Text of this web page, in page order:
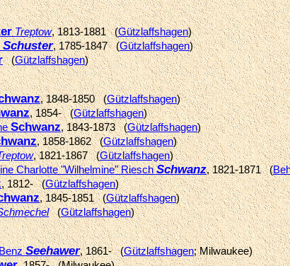
Treptow, 1813-1881 (Gützlaffshagen)
Schuster, 1785-1847 (Gützlaffshagen)
(Gützlaffshagen)
, 1848-1850 (Gützlaffshagen)
, 1854- (Gützlaffshagen)
Schwanz, 1843-1873 (Gützlaffshagen)
, 1858-1862 (Gützlaffshagen)
, 1821-1867 (Gützlaffshagen)
Charlotte "Wilhelmine" RieschSchwanz, 1821-1871 (
, 1812- (Gützlaffshagen)
, 1845-1851 (Gützlaffshagen)
(Gützlaffshagen)
Seehawer, 1861- (Gützlaffshagen; Milwaukee)